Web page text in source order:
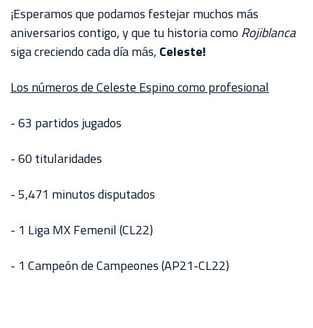
¡Esperamos que podamos festejar muchos más
aniversarios contigo, y que tu historia como Rojiblanca
siga creciendo cada día más, Celeste!
Los números de Celeste Espino como profesional
- 63 partidos jugados
- 60 titularidades
- 5,471 minutos disputados
- 1 Liga MX Femenil (CL22)
- 1 Campeón de Campeones (AP21-CL22)